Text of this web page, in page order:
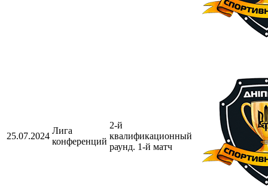
25.07.2024
Лига
конференций
2-й
квалификационный
раунд. 1-й матч